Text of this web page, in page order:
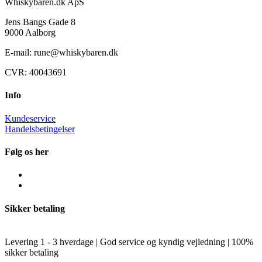
Whiskybaren.dk ApS
Jens Bangs Gade 8
9000 Aalborg
E-mail: rune@whiskybaren.dk
CVR: 40043691
Info
Kundeservice
Handelsbetingelser
Følg os her
Sikker betaling
Levering 1 - 3 hverdage | God service og kyndig vejledning | 100%
sikker betaling